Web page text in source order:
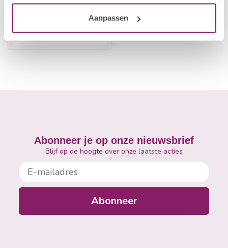
Aanpassen
Abonneer je op onze nieuwsbrief
Blijf op de hoogte over onze laatste acties
E-mailadres
Abonneer